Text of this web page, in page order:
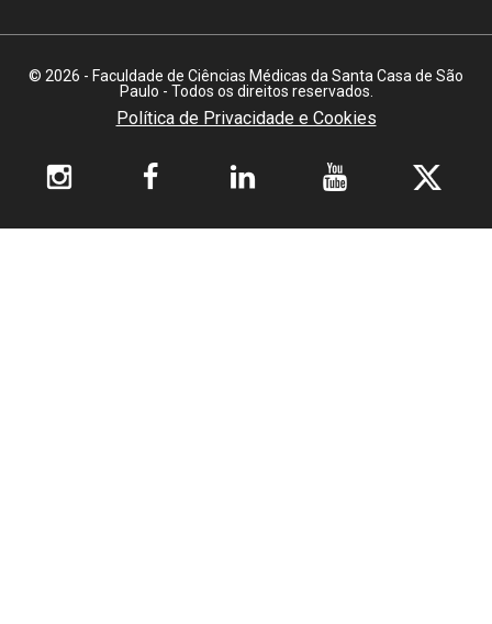
© 2026 - Faculdade de Ciências Médicas da Santa Casa de São
Paulo - Todos os direitos reservados.
Política de Privacidade e Cookies